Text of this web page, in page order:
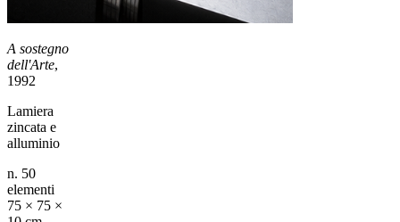
A sostegno
dell'Arte,
1992
Lamiera
zincata e
alluminio
n. 50
elementi
75 × 75 ×